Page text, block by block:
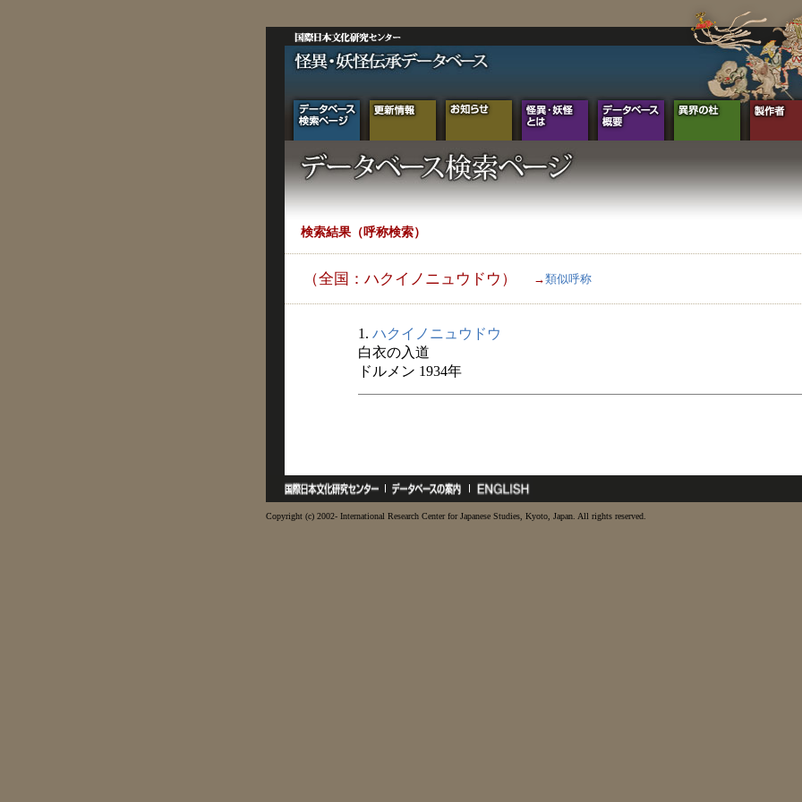
検索結果（呼称検索）
（全国：ハクイノニュウドウ） →類似呼称
1. ハクイノニュウドウ
白衣の入道
ドルメン 1934年
Copyright (c) 2002- International Research Center for Japanese Studies, Kyoto, Japan. All rights reserved.